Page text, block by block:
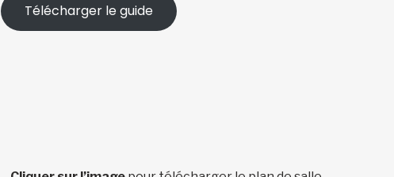
Télécharger le guide